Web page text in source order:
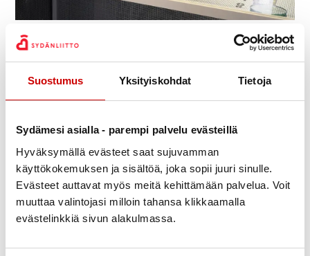
Suostumus Yksityiskohdat Tietoja
Sydämesi asialla - parempi palvelu evästeillä
Hyväksymällä evästeet saat sujuvamman
käyttökokemuksen ja sisältöä, joka sopii juuri sinulle.
Evästeet auttavat myös meitä kehittämään palvelua. Voit
muuttaa valintojasi milloin tahansa klikkaamalla
evästelinkkiä sivun alakulmassa.
Julkaistu 28.3.2022
Jaa Whatsapp
Jaa Facebook
Jaa Twitter
Lasimuseossa tutustuimme Modernin ajan
Sähkövalo yleistyi 1920-luvulla, kaasuvalo jäi
historiaan. Saksalainen Wilhem Wagenfeld (1900-
1990)oli kuuluisa Bauhaus-taidekoulun kasvatti. Hän
suunnitteli uransa aikana lähes 150 valaisinta.
Bauhaus-lamppu vuodelta 1924 on Wagenfeldin
tunnetuin luomus. Hän suunnitteli hyviä ja edullisia